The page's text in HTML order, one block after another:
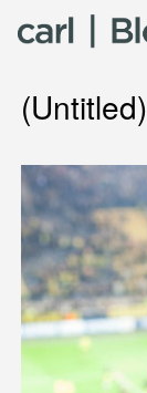
Skip to content
(Untitled)